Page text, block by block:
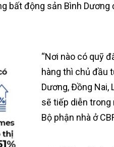
bất động sản Bình
“Nơi nào có quỹ
hàng thì chủ đầu
Dương, Đồng Nai,
sẽ tiếp diễn trong
Bộ phận nhà ở